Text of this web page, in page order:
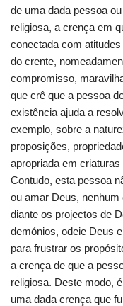
de uma dada pessoa
religiosa, a crença em
conectada com
do crente,
compromisso,
que crê que a pessoa
existência ajuda a
exemplo, sobre a
proposições,
apropriada em
Contudo, esta pessoa
ou amar Deus,
diante os projectos de
demónios, odeie Deus
para frustrar os
a crença de que a
religiosa. Deste modo,
uma dada crença que